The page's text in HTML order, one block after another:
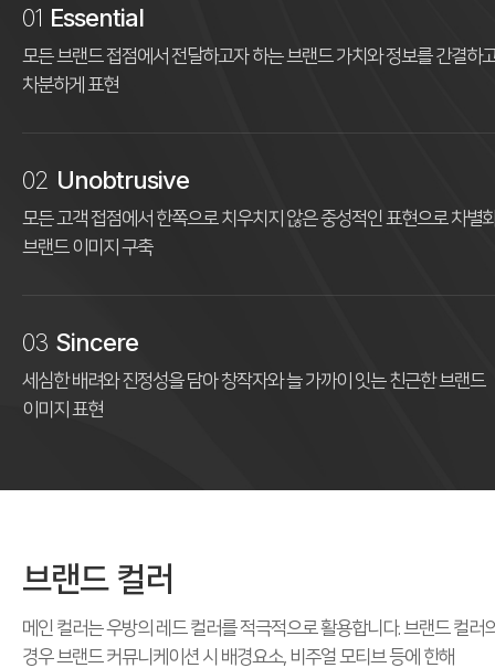
01 Essential
모든 브랜드 접점에서 전달하고자 하는 브랜드 가치와 정보를 간결하
차분하게 표현
02 Unobtrusive
모든 고객 접점에서 한쪽으로 치우치지 않은중성적인 표현으로 차별
브랜드 이미지 구축
03 Sincere
세심한 배려와 진정성을 담아창작자와 늘 가까이 잇는 친근한 브랜드
이미지 표현
브랜드 컬러
메인 컬러는 우방의 레드 컬러를 적극적으로 활용합니다. 브랜드 컬러
경우 브랜드 커뮤니케이션 시 배경요소, 비주얼 모티브 등에 한해